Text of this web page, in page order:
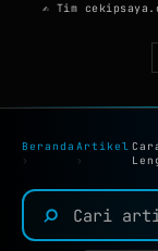
IP TOOLS
IP LOOKUP
✍ Tim
Beranda
›
Artikel
›
⌕